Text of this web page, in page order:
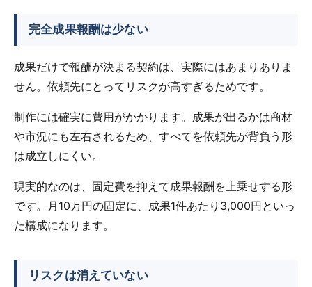
完全成果報酬は少ない
成果だけで報酬が決まる契約は、実際にはあまりありま
せん。依頼先にとってリスクが高すぎるためです。
制作には確実に費用がかかります。成果が出るかは商材
や市況にも左右されるため、すべてを依頼先が背負う形
は成立しにくい。
現実的なのは、固定費を抑えて成果報酬を上乗せする形
です。月10万円の固定に、成果1件あたり3,000円といっ
た構成になります。
リスクは消えていない